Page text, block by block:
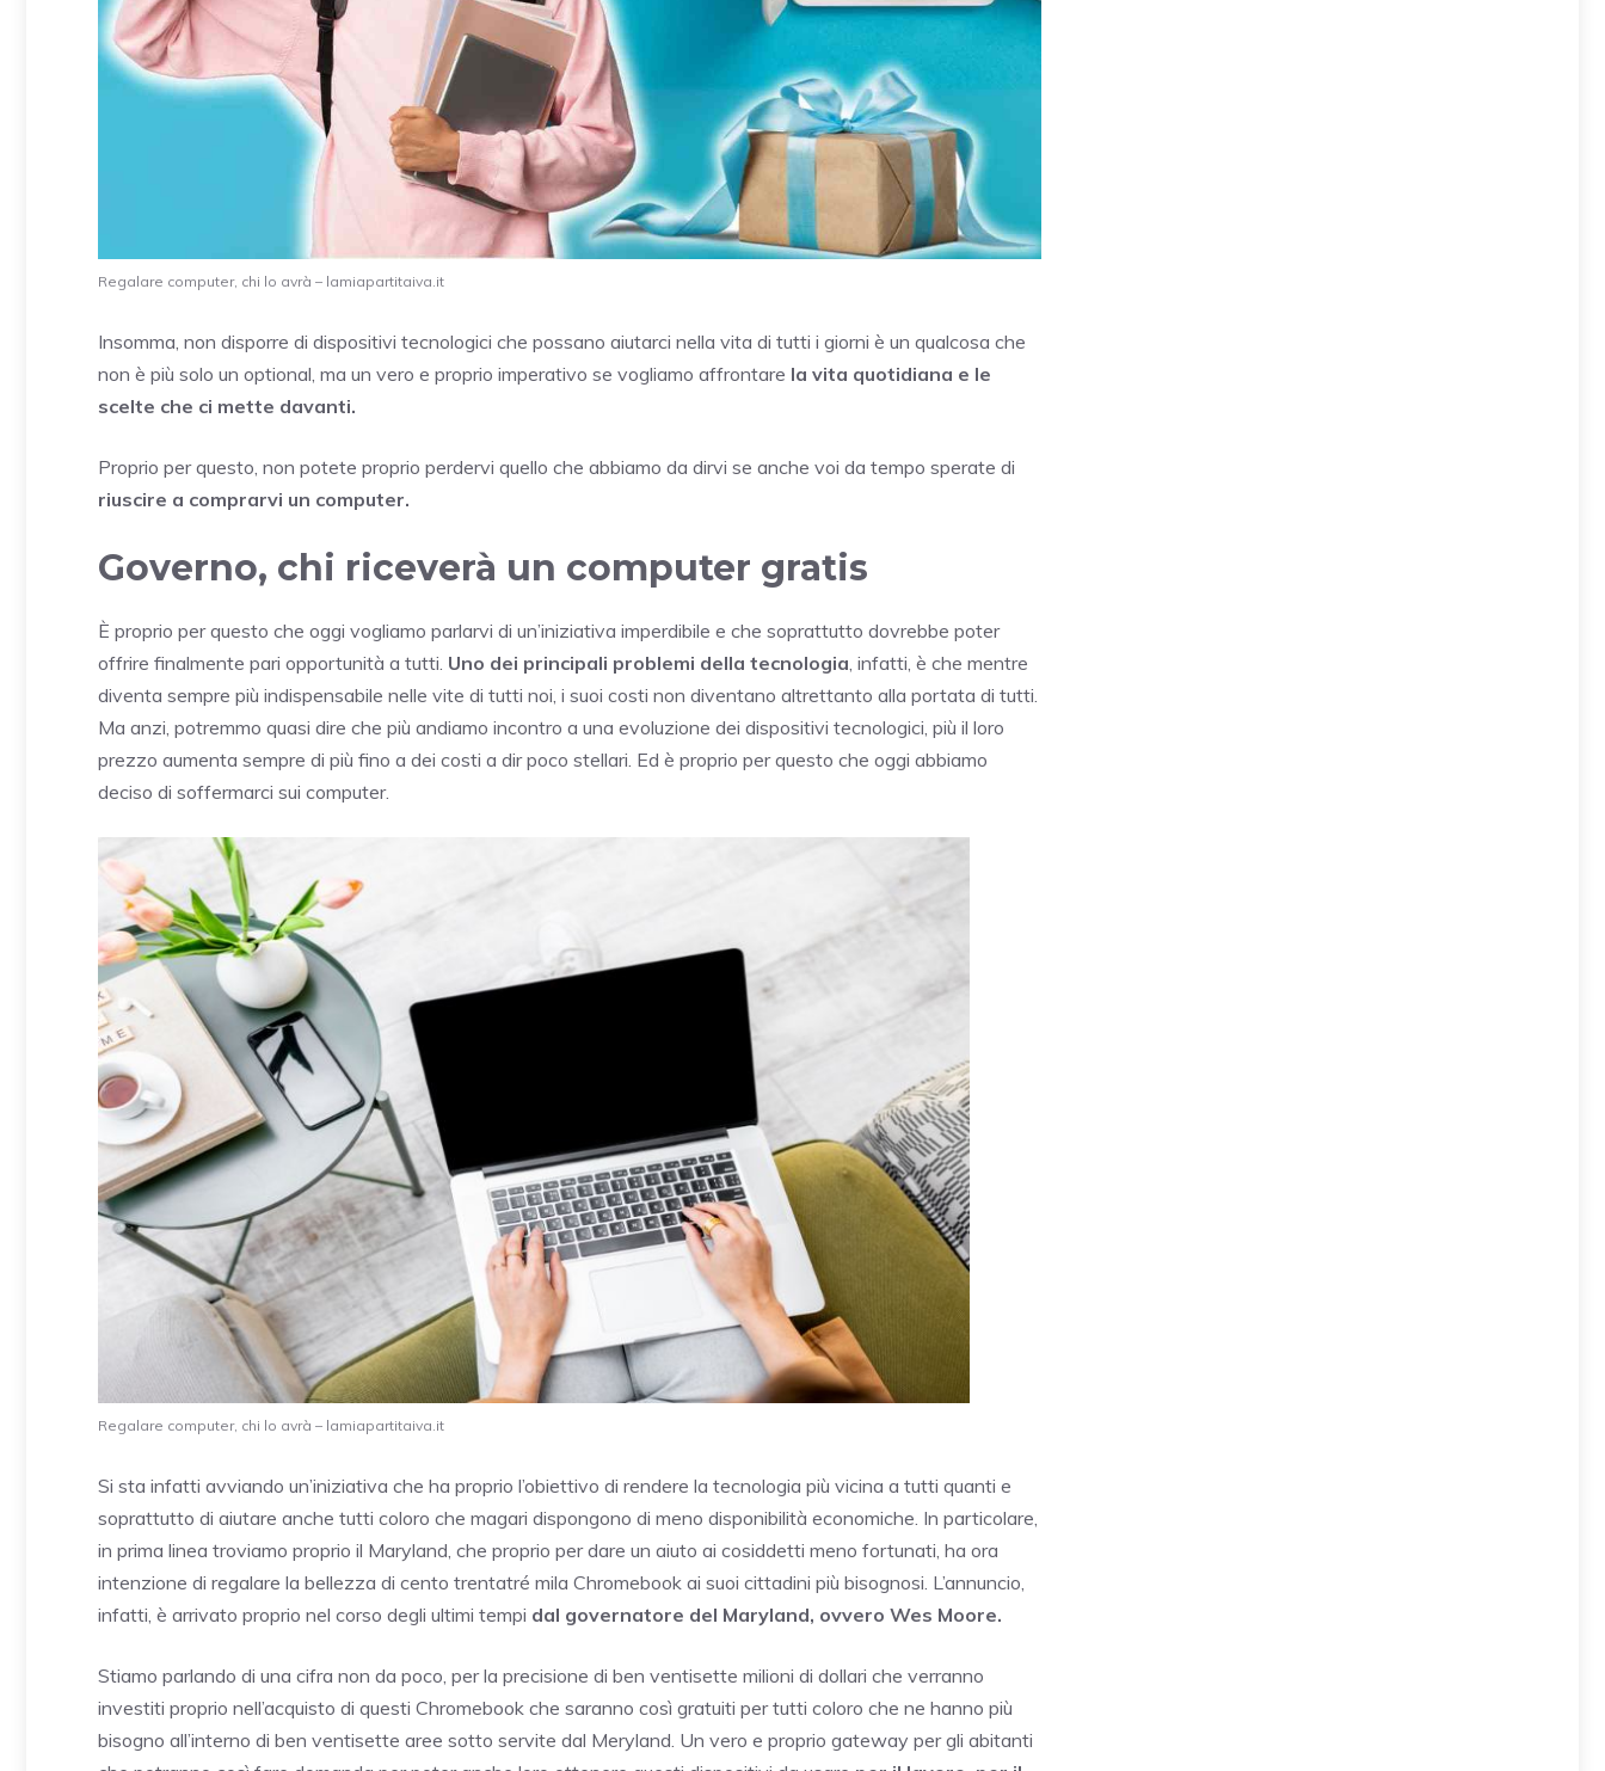
Regalare computer, chi lo avrà – lamiapartitaiva.it
Insomma, non disporre di dispositivi tecnologici che possano aiutarci nella vita di tutti i giorni è un qualcosa che
non è più solo un optional, ma un vero e proprio imperativo se vogliamo affrontare la vita quotidiana e le
scelte che ci mette davanti.
Proprio per questo, non potete proprio perdervi quello che abbiamo da dirvi se anche voi da tempo sperate di
riuscire a comprarvi un computer.
Governo, chi riceverà un computer gratis
È proprio per questo che oggi vogliamo parlarvi di un’iniziativa imperdibile e che soprattutto dovrebbe poter
offrire finalmente pari opportunità a tutti. Uno dei principali problemi della tecnologia, infatti, è che mentre
diventa sempre più indispensabile nelle vite di tutti noi, i suoi costi non diventano altrettanto alla portata di tutti.
Ma anzi, potremmo quasi dire che più andiamo incontro a una evoluzione dei dispositivi tecnologici, più il loro
prezzo aumenta sempre di più fino a dei costi a dir poco stellari. Ed è proprio per questo che oggi abbiamo
deciso di soffermarci sui computer.
Regalare computer, chi lo avrà – lamiapartitaiva.it
Si sta infatti avviando un’iniziativa che ha proprio l’obiettivo di rendere la tecnologia più vicina a tutti quanti e
soprattutto di aiutare anche tutti coloro che magari dispongono di meno disponibilità economiche. In particolare,
in prima linea troviamo proprio il Maryland, che proprio per dare un aiuto ai cosiddetti meno fortunati, ha ora
intenzione di regalare la bellezza di cento trentatré mila Chromebook ai suoi cittadini più bisognosi. L’annuncio,
infatti, è arrivato proprio nel corso degli ultimi tempi dal governatore del Maryland, ovvero Wes Moore.
Stiamo parlando di una cifra non da poco, per la precisione di ben ventisette milioni di dollari che verranno
investiti proprio nell’acquisto di questi Chromebook che saranno così gratuiti per tutti coloro che ne hanno più
bisogno all’interno di ben ventisette aree sotto servite dal Meryland. Un vero e proprio gateway per gli abitanti